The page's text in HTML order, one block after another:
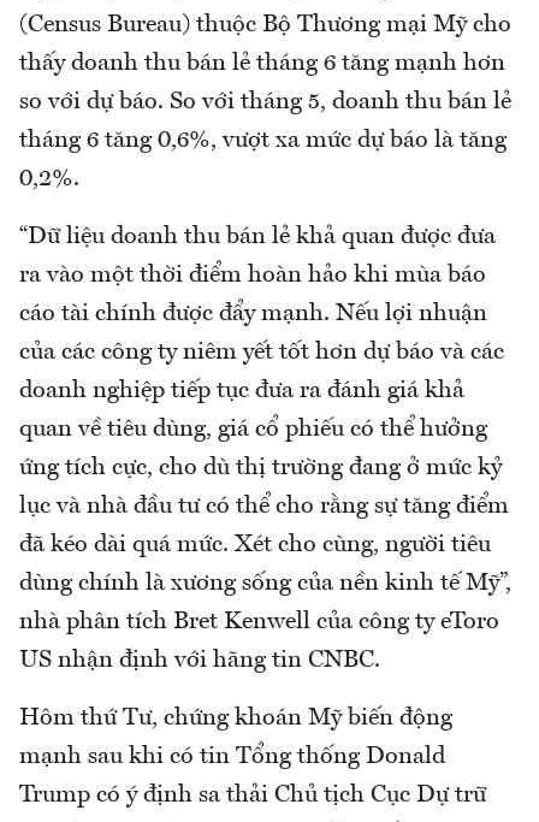
(Census Bureau) thuộc Bộ Thương mại Mỹ cho
thấy doanh thu bán lẻ tháng 6 tăng mạnh hơn
so với dự báo. So với tháng 5, doanh thu bán lẻ
tháng 6 tăng 0,6%, vượt xa mức dự báo là tăng
0,2%.
“Dữ liệu doanh thu bán lẻ khả quan được đưa
ra vào một thời điểm hoàn hảo khi mùa báo
cáo tài chính được đẩy mạnh. Nếu lợi nhuận
của các công ty niêm yết tốt hơn dự báo và các
doanh nghiệp tiếp tục đưa ra đánh giá khả
quan về tiêu dùng, giá cổ phiếu có thể hưởng
ứng tích cực, cho dù thị trường đang ở mức kỷ
lục và nhà đầu tư có thể cho rằng sự tăng điểm
đã kéo dài quá mức. Xét cho cùng, người tiêu
dùng chính là xương sống của nền kinh tế Mỹ”,
nhà phân tích Bret Kenwell của công ty eToro
US nhận định với hãng tin CNBC.
Hôm thứ Tư, chứng khoán Mỹ biến động
mạnh sau khi có tin Tổng thống Donald
Trump có ý định sa thải Chủ tịch Cục Dự trữ